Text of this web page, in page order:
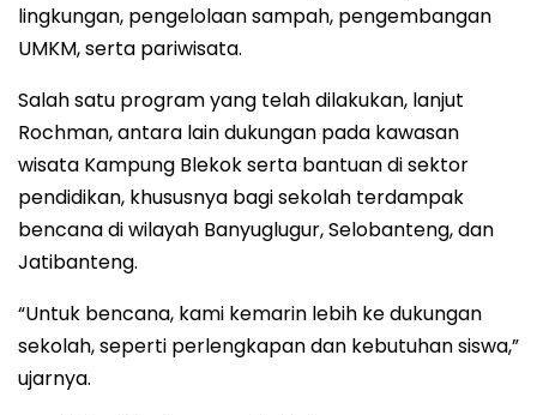
lingkungan, pengelolaan sampah, pengembangan
UMKM, serta pariwisata.
Salah satu program yang telah dilakukan, lanjut
Rochman, antara lain dukungan pada kawasan
wisata Kampung Blekok serta bantuan di sektor
pendidikan, khususnya bagi sekolah terdampak
bencana di wilayah Banyuglugur, Selobanteng, dan
Jatibanteng.
“Untuk bencana, kami kemarin lebih ke dukungan
sekolah, seperti perlengkapan dan kebutuhan siswa,”
ujarnya.